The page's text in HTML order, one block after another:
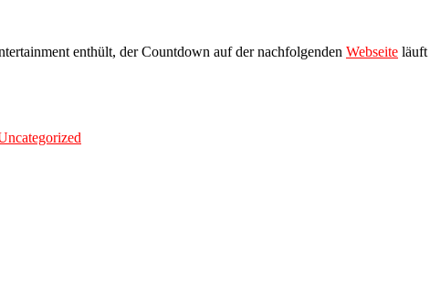
enthült, der Countdown auf der nachfolgenden Webseite läuft